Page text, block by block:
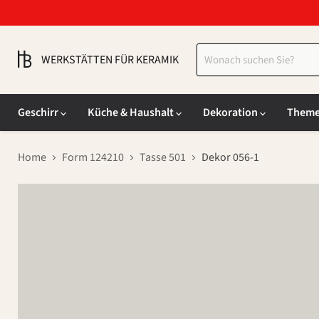
WERKSTÄTTEN FÜR KERAMIK
Geschirr
Küche & Haushalt Dekoration
Home Form 124210 Tasse 501 Dekor 056-1